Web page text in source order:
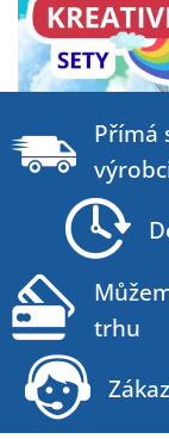
p
Přímá
trhu